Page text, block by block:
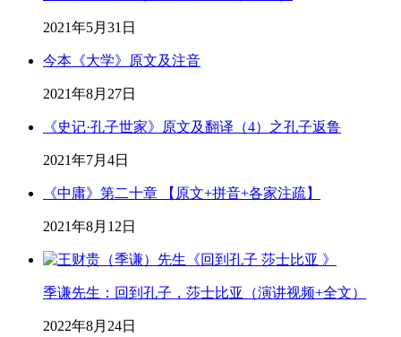
2021年5月31日
今本《大学》原文及注音
2021年8月27日
《史记·孔子世家》原文及翻译（4）之孔子返鲁
2021年7月4日
《中庸》第二十章 【原文+拼音+各家注疏】
2021年8月12日
季谦先生：回到孔子，莎士比亚（演讲视频+全文）
2022年8月24日